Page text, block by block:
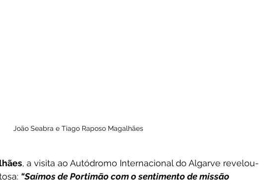
João Seabra e Tiago Raposo Magalhães
, a visita ao Autódromo Internacional do Algarve revelou-
“Saímos de Portimão com o sentimento de missão